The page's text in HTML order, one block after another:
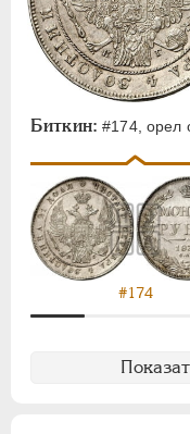
Биткин: #174, орел
#174